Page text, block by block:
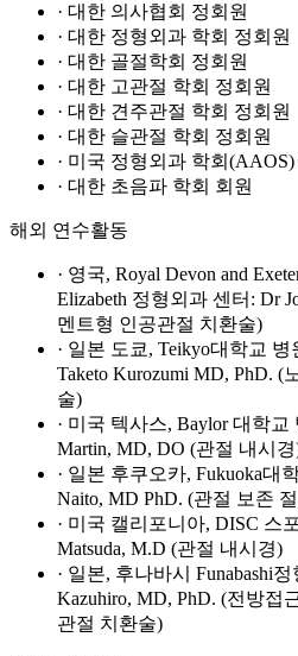
· 대한 의사협회 정회원
· 대한 정형외과 학회 정회원
· 대한 골절학회 정회원
· 대한 고관절 학회 정회원
· 대한 견주관절 학회 정회원
· 대한 슬관절 학회 정회원
· 미국 정형외과 학회(AAOS)
· 대한 초음파 학회 회원
해외 연수활동
· 영국, Royal Devon and
Elizabeth 정형외과 센터: Dr
멘트형 인공관절 치환술)
· 일본 도쿄, Teikyo대학교
Taketo Kurozumi MD, PhD.
술)
· 미국 텍사스, Baylor 대학
Martin, MD, DO (관절 내시
· 일본 후쿠오카, Fukuoka대
Naito, MD PhD. (관절 보존
· 미국 캘리포니아, DISC 스
Matsuda, M.D (관절 내시경)
· 일본, 후나바시 Funabashi
Kazuhiro, MD, PhD. (전방접
관절 치환술)